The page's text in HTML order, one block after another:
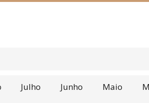
Julho Junho Maio